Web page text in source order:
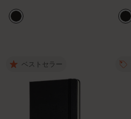
ベストセラー